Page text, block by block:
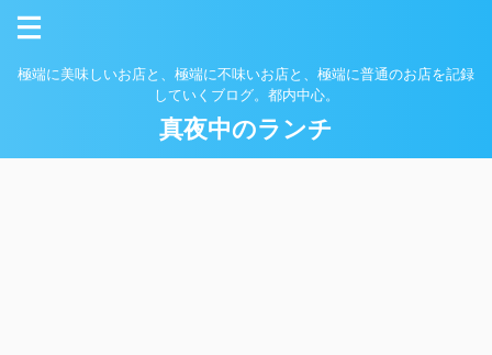
極端に美味しいお店と、極端に不味いお店と、極端に普通のお店を記録
していくブログ。都内中心。
真夜中のランチ